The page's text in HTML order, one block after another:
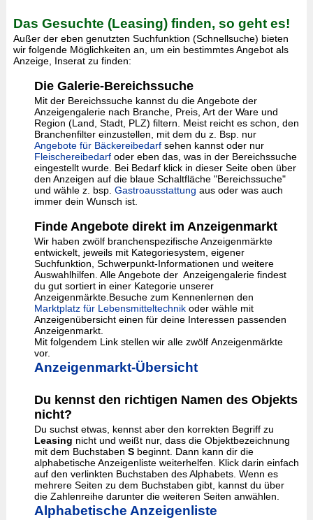
Das Gesuchte (Leasing) finden, so geht es!
Außer der eben genutzten Suchfunktion (Schnellsuche) bieten
wir folgende Möglichkeiten an, um ein bestimmtes Angebot als
Anzeige, Inserat zu finden:
Die Galerie-Bereichssuche
Mit der Bereichssuche kannst du die Angebote der
Anzeigengalerie nach Branche, Preis, Art der Ware und
Region (Land, Stadt, PLZ) filtern. Meist reicht es schon, den
Branchenfilter einzustellen, mit dem du z. Bsp. nur
Angebote für Bäckereibedarfsehen kannst oder nur
Fleischereibedarfoder eben das, was in der Bereichssuche
eingestellt wurde. Bei Bedarf klick in dieser Seite oben über
den Anzeigen auf die blaue Schaltfläche "Bereichssuche"
und wähle z. bsp. Gastroausstattung aus oder was auch
immer dein Wunsch ist.
Finde Angebote direkt im Anzeigenmarkt
Wir haben zwölf branchenspezifische Anzeigenmärkte
entwickelt, jeweils mit Kategoriesystem, eigener
Suchfunktion, Schwerpunkt-Informationen und weitere
Auswahlhilfen. Alle Angebote der Anzeigengalerie findest
du gut sortiert in einer Kategorie unserer
Anzeigenmärkte.Besuche zum Kennenlernen den
Marktplatz für Lebensmitteltechnikoder wähle mit
Anzeigenübersicht einen für deine Interessen passenden
Anzeigenmarkt.
Mit folgendem Link stellen wir alle zwölf Anzeigenmärkte
vor.
Anzeigenmarkt-Übersicht
Du kennst den richtigen Namen des Objekts
nicht?
Du suchst etwas, kennst aber den korrekten Begriff zu
Leasing nicht und weißt nur, dass die Objektbezeichnung
mit dem Buchstaben Sbeginnt. Dann kann dir die
alphabetische Anzeigenliste weiterhelfen. Klick darin einfach
auf den verlinkten Buchstaben des Alphabets. Wenn es
mehrere Seiten zu dem Buchstaben gibt, kannst du über
die Zahlenreihe darunter die weiteren Seiten anwählen.
Alphabetische Anzeigenliste